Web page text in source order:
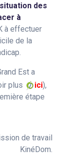
des
à
à effectuer
de la
Est a
plus
ici),
étape
de travail
KinéDom.